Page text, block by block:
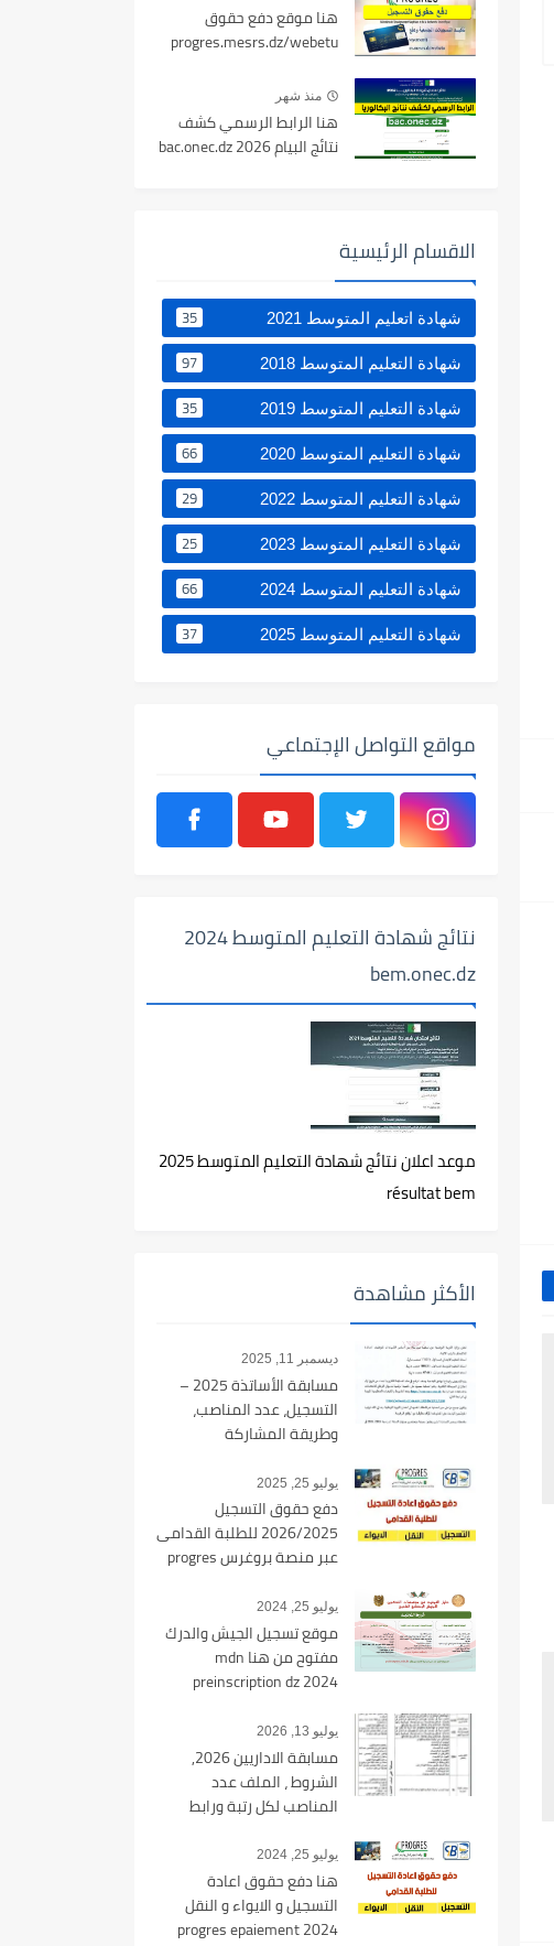
هنا موقع دفع حقوق
progres.mesrs.dz/webetu
منذ شهر
هنا الرابط الرسمي كشف
نتائج البيام 2026 bac.onec.dz
الاقسام الرئيسية
شهادة اتعليم المتوسط 2021 35
شهادة التعليم المتوسط 2018 97
شهادة التعليم المتوسط 2019 35
شهادة التعليم المتوسط 2020 66
شهادة التعليم المتوسط 2022 29
شهادة التعليم المتوسط 2023 25
شهادة التعليم المتوسط 2024 66
شهادة التعليم المتوسط 2025 37
مواقع التواصل الإجتماعي
نتائج شهادة التعليم المتوسط 2024
bem.onec.dz
موعد اعلان نتائج شهادة التعليم المتوسط 2025
résultat bem
الأكثر مشاهدة
ديسمبر 11, 2025
مسابقة الأساتذة 2025 –
التسجيل، عدد المناصب،
وطريقة المشاركة
يوليو 25, 2025
دفع حقوق التسجيل
2026/2025 للطلبة القدامى
عبر منصة بروغرس progres
يوليو 25, 2024
موقع تسجيل الجيش والدرك
مفتوح من هنا mdn
preinscription dz 2024
يوليو 13, 2026
مسابقة الاداريين 2026,
الشروط ، الملف عدد
المناصب لكل رتبة ورابط
يوليو 25, 2024
هنا دفع حقوق اعادة
التسجيل و الايواء و النقل
2024 progres epaiement